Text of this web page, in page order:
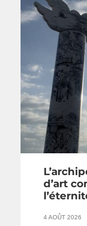
d’art
4 AOÛT 2026